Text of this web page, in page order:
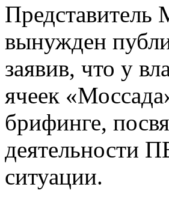
вынужден
заявив, что у
ячеек
брифинге,
деятельности
ситуации.